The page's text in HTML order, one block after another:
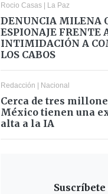
Rocio Casas | La Paz
DENUNCIA MILENA
ESPIONAJE FRENTE
INTIMIDACIÓN A
LOS CABOS
Redacción | Nacional
Cerca de tres
México tienen una
alta a la IA